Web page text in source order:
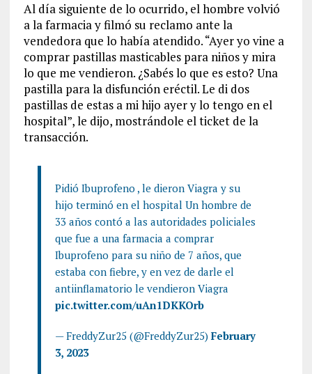
Al día siguiente de lo ocurrido, el hombre volvió
a la farmacia y filmó su reclamo ante la
vendedora que lo había atendido. “Ayer yo vine a
comprar pastillas masticables para niños y mira
lo que me vendieron. ¿Sabés lo que es esto? Una
pastilla para la disfunción eréctil. Le di dos
pastillas de estas a mi hijo ayer y lo tengo en el
hospital”, le dijo, mostrándole el ticket de la
transacción.
Pidió Ibuprofeno , le dieron Viagra y su
hijo terminó en el hospital Un hombre de
33 años contó a las autoridades policiales
que fue a una farmacia a comprar
Ibuprofeno para su niño de 7 años, que
estaba con fiebre, y en vez de darle el
antiinflamatorio le vendieron Viagra
pic.twitter.com/uAn1DKKOrb
— FreddyZur25 (@FreddyZur25) February
3, 2023